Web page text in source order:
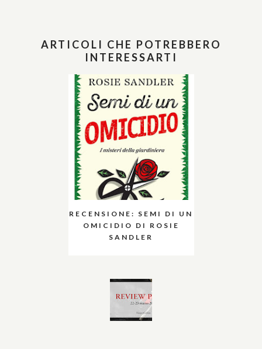
ARTICOLI CHE POTREBBERO
INTERESSARTI
RECENSIONE: SEMI DI UN
OMICIDIO DI ROSIE
SANDLER